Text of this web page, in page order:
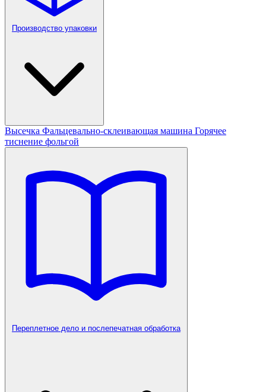
Производство упаковки
Высечка Фальцевально-склеивающая машина Горячее
тиснение фольгой
Переплетное дело и послепечатная обработка